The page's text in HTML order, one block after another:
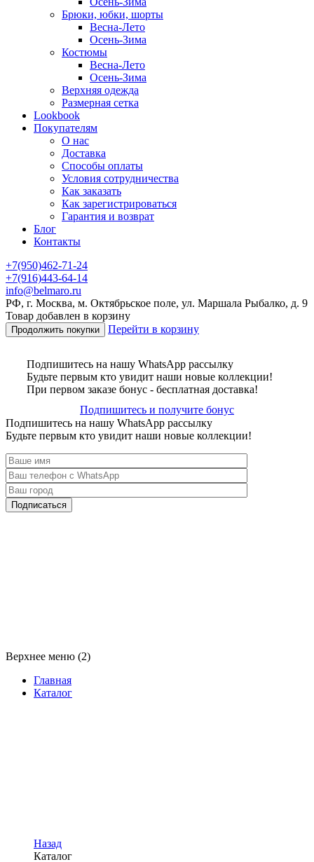
Брюки, юбки, шорты
Весна-Лето
Осень-Зима
Костюмы
Весна-Лето
Осень-Зима
Верхняя одежда
Размерная сетка
Lookbook
Покупателям
О нас
Доставка
Способы оплаты
Условия сотрудничества
Как заказать
Как зарегистрироваться
Гарантия и возврат
Блог
Контакты
+7(950)462-71-24
+7(916)443-64-14
info@belmaro.ru
РФ, г. Москва, м. Октябрьское поле, ул. Маршала Рыбалко, д. 9
Товар добавлен в корзину
Продолжить покупки Перейти в корзину
Подпишитесь на нашу WhatsApp рассылку
Будьте первым кто увидит наши новые коллекции!
При первом заказе бонус - бесплатная доставка!
Подпишитесь и получите бонус
Подпишитесь на нашу WhatsApp рассылку
Будьте первым кто увидит наши новые коллекции!
Верхнее меню (2)
Главная
Каталог
Назад
Каталог